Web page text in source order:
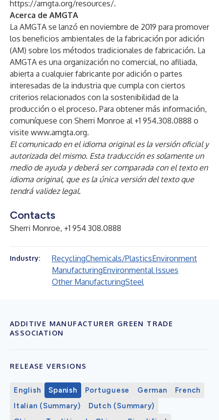
https://amgta.org/resources/.
Acerca de AMGTA
La AMGTA se lanzó en noviembre de 2019 para promover
los beneficios ambientales de la fabricación por adición
(AM) sobre los métodos tradicionales de fabricación. La
AMGTA es una organización no comercial, no afiliada,
abierta a cualquier fabricante por adición o partes
interesadas de la industria que cumpla con ciertos
criterios relacionados con la sostenibilidad de la
producción o el proceso. Para obtener más información,
comuníquese con Sherri Monroe al +1 954.308.0888 o
visite www.amgta.org.
El comunicado en el idioma original es la versión oficial y
autorizada del mismo. Esta traducción es solamente un
medio de ayuda y deberá ser comparada con el texto en
idioma original, que es la única versión del texto que
tendrá validez legal.
Contacts
Sherri Monroe, +1 954 308.0888
Industry: RecyclingChemicals/PlasticsEnvironment
ManufacturingEnvironmental Issues
Other ManufacturingSteel
ADDITIVE MANUFACTURER GREEN TRADE
ASSOCIATION
RELEASE VERSIONS
English Spanish Portuguese German
French
Italian (Summary)
Dutch (Summary)